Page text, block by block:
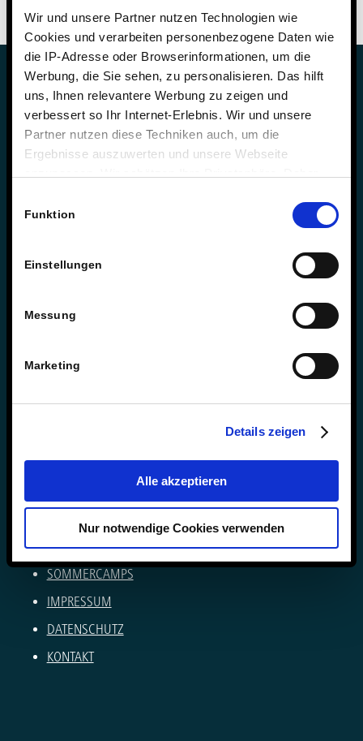
Wir und unsere Partner nutzen Technologien wie
Cookies und verarbeiten personenbezogene Daten wie
die IP-Adresse oder Browserinformationen, um die
Werbung, die Sie sehen, zu personalisieren. Das hilft
uns, Ihnen relevantere Werbung zu zeigen und
verbessert so Ihr Internet-Erlebnis. Wir und unsere
Partner nutzen diese Techniken auch, um die
Ergebnisse auszuwerten und unsere Webseite
Technologien.
Funktion
Einstellungen
Messung
Marketing
Details zeigen
Alle akzeptieren
Nur notwendige Cookies verwenden
Sie haben Fragen zur Schule?
Schulleitung & Geschäftsführung
Björn Gemmer & Dirk Konnertz
schule@steinmuehle.de
Sie haben Fragen zum Internat?
Telefon: 06421 408-0
KARRIERE AN DER STEINMÜHLE
SOMMERCAMPS
IMPRESSUM
DATENSCHUTZ
KONTAKT